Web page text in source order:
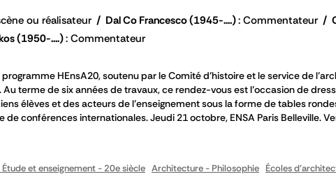
ou réalisateur Dal Co Francesco(1945-....) Commentateur
(1950-....) Commentateur
HEnsA20, soutenu par le Comité d’histoire et le service de
terme de six années de travaux, ce rendez-vous est l’occasion de
élèves et des acteurs de l’enseignement sous la forme de tables
de conférences internationales. Jeudi 21 octobre, ENSA Paris Belleville.
et enseignement - 20e siècle Architecture - Philosophie Écoles